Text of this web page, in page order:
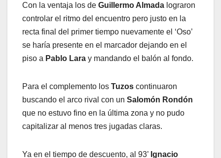
Con la ventaja los de Guillermo Almada lograron
controlar el ritmo del encuentro pero justo en la
recta final del primer tiempo nuevamente el ‘Oso’
se haría presente en el marcador dejando en el
piso a Pablo Lara y mandando el balón al fondo.
Para el complemento los Tuzos continuaron
buscando el arco rival con un Salomón Rondón
que no estuvo fino en la última zona y no pudo
capitalizar al menos tres jugadas claras.
Ya en el tiempo de descuento, al 93’ Ignacio